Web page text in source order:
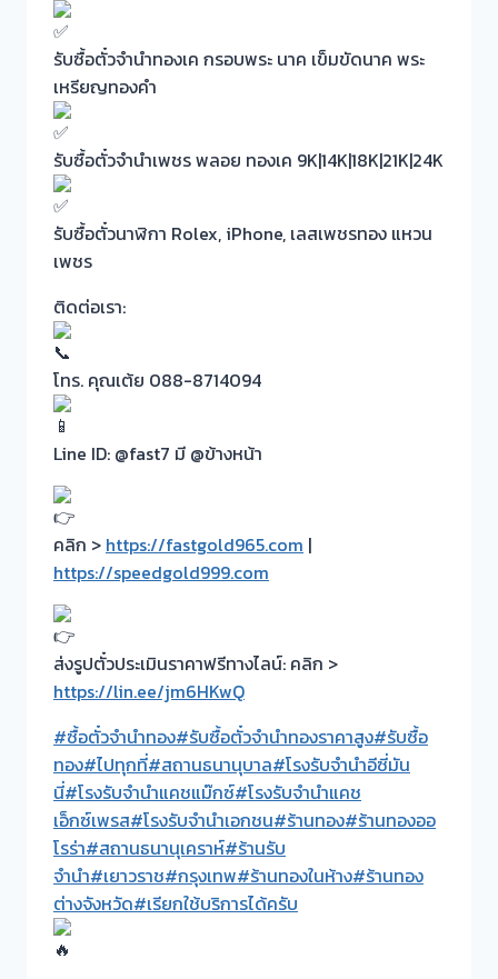
รับซื้อตั๋วจำนำทองเค กรอบพระ นาค เข็มขัดนาค พระ
เหรียญทองคำ
รับซื้อตั๋วจำนำเพชร พลอย ทองเค 9K|14K|18K|21K|24K
รับซื้อตั๋วนาฬิกา Rolex, iPhone, เลสเพชรทอง แหวน
เพชร
ติดต่อเรา:
โทร. คุณเต้ย 088-8714094
Line ID: @fast7 มี @ข้างหน้า
คลิก > https://fastgold965.com |
https://speedgold999.com
ส่งรูปตั๋วประเมินราคาฟรีทางไลน์: คลิก >
https://lin.ee/jm6HKwQ
#ซื้อตั๋วจำนำทอง#รับซื้อตั๋วจำนำทองราคาสูง#รับซื้อ
ทอง#ไปทุกที่#สถานธนานุบาล#โรงรับจำนำอีซี่มัน
นี่#โรงรับจำนำแคชแม๊กซ์#โรงรับจำนำแคช
เอ็กซ์เพรส#โรงรับจำนำเอกชน#ร้านทอง#ร้านทองออ
โรร่า#สถานธนานุเคราห์#ร้านรับ
จำนำ#เยาวราช#กรุงเทพ#ร้านทองในห้าง#ร้านทอง
ต่างจังหวัด#เรียกใช้บริการได้ครับ